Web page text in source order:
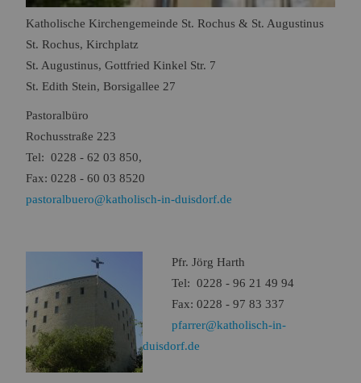
Katholische Kirchengemeinde St. Rochus & St. Augustinus
St. Rochus, Kirchplatz
St. Augustinus, Gottfried Kinkel Str. 7
St. Edith Stein, Borsigallee 27
Pastoralbüro
Rochusstraße 223
Tel: 0228 - 62 03 850,
Fax: 0228 - 60 03 8520
pastoralbuero@katholisch-in-duisdorf.de
Pfr. Jörg Harth
Tel: 0228 - 96 21 49 94
Fax: 0228 - 97 83 337
pfarrer@katholisch-in-
duisdorf.de